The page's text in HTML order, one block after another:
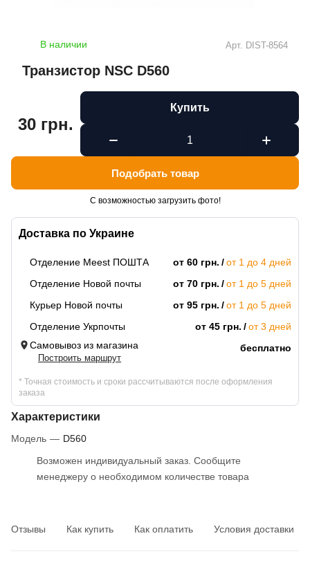
В наличии Арт. DIST-8564
Транзистор NSC D560
Доставка по Украине
Отделение Meest ПОШТА от 60 грн.
от 1 до 4 дней
Отделение Новой почты
от 70 грн.
от 1 до 5 дней
Курьер Новой почты
от 95 грн.
от 1 до 5 дней
Отделение Укрпочты
от 45 грн.
от 3 дней
Самовывоз из магазина
Построить маршрут
бесплатно
* Точная стоимость и сроки рассчитываются после оформления
заказа
Характеристики
Модель — D560
30 грн.
Купить
Подобрать товар
С возможностью загрузить фото!
Возможен индивидуальный заказ. Сообщите
менеджеру о необходимом количестве товара
Отзывы Как купить Как оплатить Условия доставки